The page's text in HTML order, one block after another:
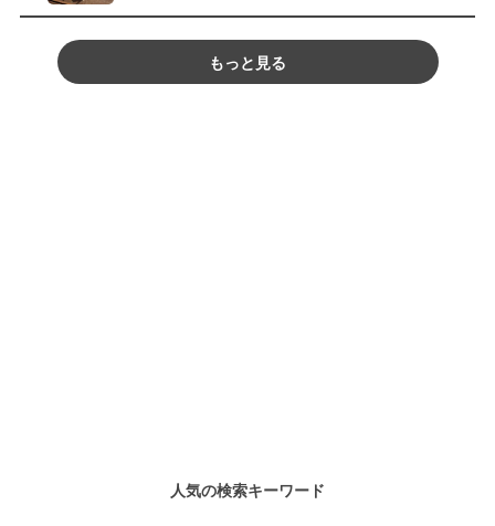
もっと見る
人気の検索キーワード